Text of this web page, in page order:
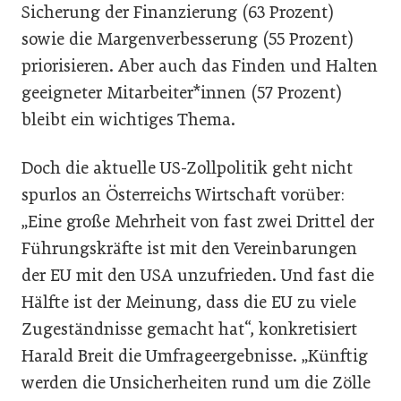
Sicherung der Finanzierung (63 Prozent)
sowie die Margenverbesserung (55 Prozent)
priorisieren. Aber auch das Finden und Halten
geeigneter Mitarbeiter*innen (57 Prozent)
bleibt ein wichtiges Thema.
Doch die aktuelle US-Zollpolitik geht nicht
spurlos an Österreichs Wirtschaft vorüber:
„Eine große Mehrheit von fast zwei Drittel der
Führungskräfte ist mit den Vereinbarungen
der EU mit den USA unzufrieden. Und fast die
Hälfte ist der Meinung, dass die EU zu viele
Zugeständnisse gemacht hat“, konkretisiert
Harald Breit die Umfrageergebnisse. „Künftig
werden die Unsicherheiten rund um die Zölle